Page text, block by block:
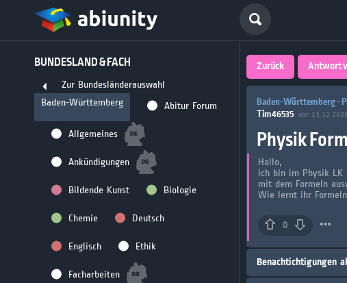
BUNDESLAND & FACH
Zur Bundesländerauswahl
Baden-Württemberg
Abitur Forum
Allgemeines
Ankündigungen
Bildende Kunst Biologie
Chemie Deutsch
Englisch Ethik
Facharbeiten
Deutschlands
größte
für
Zurück Antwort
Baden-Württemberg -
Tim46535 vor
Physik
Hallo,
ich bin im Physik LK
mit dem Formeln
Wie lernt ihr
0
Benachtichtigungen